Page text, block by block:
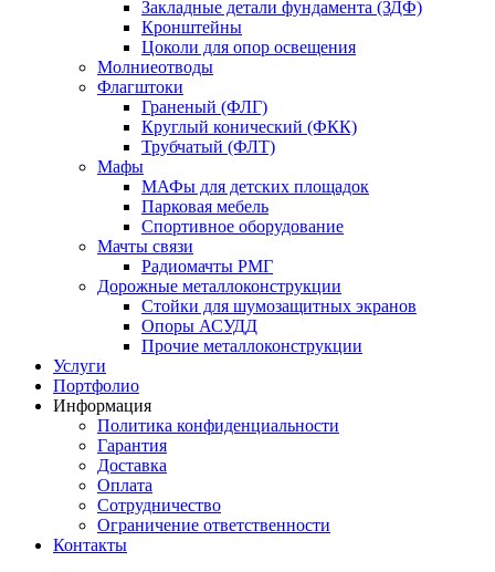
Закладные детали фундамента (ЗДФ)
Кронштейны
Цоколи для опор освещения
Молниеотводы
Флагштоки
Граненый (ФЛГ)
Круглый конический (ФКК)
Трубчатый (ФЛТ)
Мафы
МАФы для детских площадок
Парковая мебель
Спортивное оборудование
Мачты связи
Радиомачты РМГ
Дорожные металлоконструкции
Cтойки для шумозащитных экранов
Опоры АСУДД
Прочие металлоконструкции
Услуги
Портфолио
Информация
Политика конфиденциальности
Гарантия
Доставка
Оплата
Сотрудничество
Ограничение ответственности
Контакты